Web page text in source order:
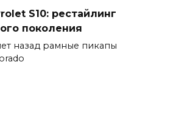
S10: рестайлинг
поколения
назад рамные пикапы